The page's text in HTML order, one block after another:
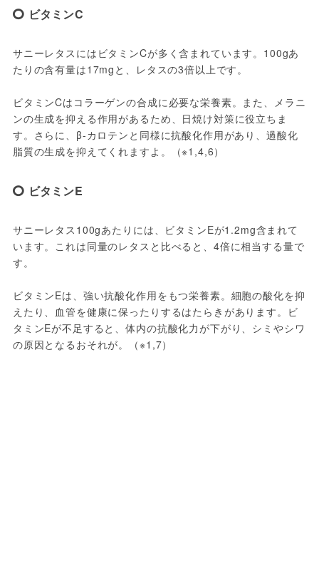
ビタミンC
サニーレタスにはビタミンCが多く含まれています。100gあ
たりの含有量は17mgと、レタスの3倍以上です。
ビタミンCはコラーゲンの合成に必要な栄養素。また、メラニ
ンの生成を抑える作用があるため、日焼け対策に役立ちま
す。さらに、β-カロテンと同様に抗酸化作用があり、過酸化
脂質の生成を抑えてくれますよ。（※1,4,6）
ビタミンE
サニーレタス100gあたりには、ビタミンEが1.2mg含まれて
います。これは同量のレタスと比べると、4倍に相当する量で
す。
ビタミンEは、強い抗酸化作用をもつ栄養素。細胞の酸化を抑
えたり、血管を健康に保ったりするはたらきがあります。ビ
タミンEが不足すると、体内の抗酸化力が下がり、シミやシワ
の原因となるおそれが。（※1,7）